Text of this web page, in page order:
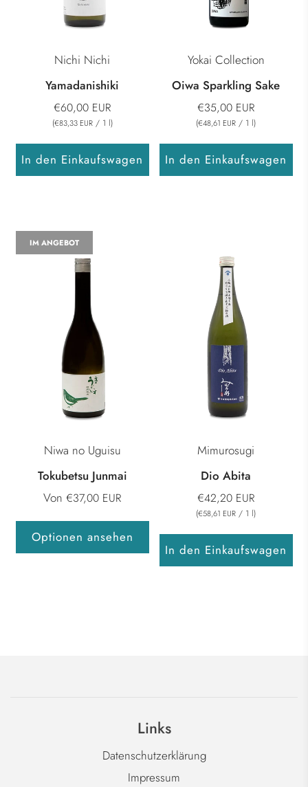
Nichi Nichi
Yamadanishiki
€60,00 EUR
(€83,33 EUR / 1 l)
In den Einkaufswagen
Yokai Collection
Oiwa Sparkling Sake
€35,00 EUR
(€48,61 EUR / 1 l)
In den Einkaufswagen
Niwa no Uguisu
Tokubetsu Junmai
Von €37,00 EUR
Optionen ansehen
IM ANGEBOT
Mimurosugi
Dio Abita
€42,20 EUR
(€58,61 EUR / 1 l)
In den Einkaufswagen
Links
Datenschutzerklärung
Impressum